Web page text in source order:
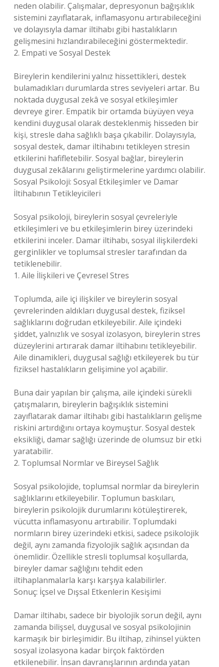
neden olabilir. Çalışmalar, depresyonun bağışıklık
sistemini zayıflatarak, inflamasyonu artırabileceğini
ve dolayısıyla damar iltihabı gibi hastalıkların
gelişmesini hızlandırabileceğini göstermektedir.
2. Empati ve Sosyal Destek
Bireylerin kendilerini yalnız hissettikleri, destek
bulamadıkları durumlarda stres seviyeleri artar. Bu
noktada duygusal zekâ ve sosyal etkileşimler
devreye girer. Empatik bir ortamda büyüyen veya
kendini duygusal olarak desteklenmiş hisseden bir
kişi, stresle daha sağlıklı başa çıkabilir. Dolayısıyla,
sosyal destek, damar iltihabını tetikleyen stresin
etkilerini hafifletebilir. Sosyal bağlar, bireylerin
duygusal zekâlarını geliştirmelerine yardımcı olabilir.
Sosyal Psikoloji: Sosyal Etkileşimler ve Damar
İltihabının Tetikleyicileri
Sosyal psikoloji, bireylerin sosyal çevreleriyle
etkileşimleri ve bu etkileşimlerin birey üzerindeki
etkilerini inceler. Damar iltihabı, sosyal ilişkilerdeki
gerginlikler ve toplumsal stresler tarafından da
tetiklenebilir.
1. Aile İlişkileri ve Çevresel Stres
Toplumda, aile içi ilişkiler ve bireylerin sosyal
çevrelerinden aldıkları duygusal destek, fiziksel
sağlıklarını doğrudan etkileyebilir. Aile içindeki
şiddet, yalnızlık ve sosyal izolasyon, bireylerin stres
düzeylerini artırarak damar iltihabını tetikleyebilir.
Aile dinamikleri, duygusal sağlığı etkileyerek bu tür
fiziksel hastalıkların gelişimine yol açabilir.
Buna dair yapılan bir çalışma, aile içindeki sürekli
çatışmaların, bireylerin bağışıklık sistemini
zayıflatarak damar iltihabı gibi hastalıkların gelişme
riskini artırdığını ortaya koymuştur. Sosyal destek
eksikliği, damar sağlığı üzerinde de olumsuz bir etki
yaratabilir.
2. Toplumsal Normlar ve Bireysel Sağlık
Sosyal psikolojide, toplumsal normlar da bireylerin
sağlıklarını etkileyebilir. Toplumun baskıları,
bireylerin psikolojik durumlarını kötüleştirerek,
vücutta inflamasyonu artırabilir. Toplumdaki
normların birey üzerindeki etkisi, sadece psikolojik
değil, aynı zamanda fizyolojik sağlık açısından da
önemlidir. Özellikle stresli toplumsal koşullarda,
bireyler damar sağlığını tehdit eden
iltihaplanmalarla karşı karşıya kalabilirler.
Sonuç: İçsel ve Dışsal Etkenlerin Kesişimi
Damar iltihabı, sadece bir biyolojik sorun değil, aynı
zamanda bilişsel, duygusal ve sosyal psikolojinin
karmaşık bir birleşimidir. Bu iltihap, zihinsel yükten
sosyal izolasyona kadar birçok faktörden
etkilenebilir. İnsan davranışlarının ardında yatan